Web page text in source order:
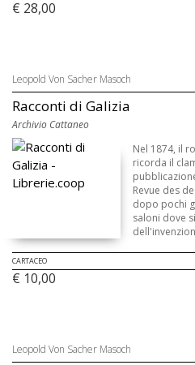
€ 28,00
Leopold Von Sacher Masoch
Racconti di Galizia
Archivio Cattaneo
Nel 1874, il
ricorda il
Revue des
dopo pochi
saloni dove
CARTACEO
€ 10,00
Leopold Von Sacher Masoch